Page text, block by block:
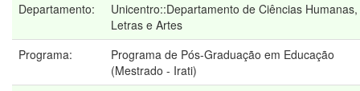
Departamento:
Unicentro::Departamento de Ciências Humanas,
Letras e Artes
Programa:
Programa de Pós-Graduação em Educação
(Mestrado - Irati)